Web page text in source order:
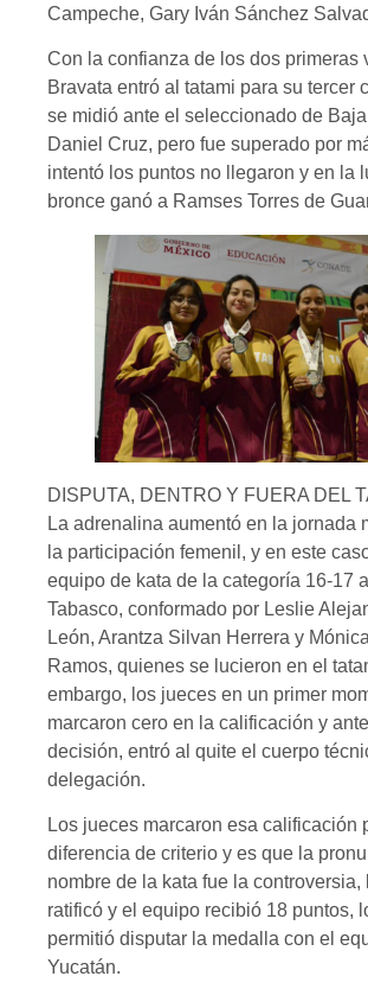
Campeche, Gary Iván Sánchez
Con la confianza de los dos primeras
Bravata entró al tatami para su tercer
se midió ante el seleccionado de
Daniel Cruz, pero fue superado por
intentó los puntos no llegaron y en la
bronce ganó a Ramses Torres de
DISPUTA, DENTRO Y FUERA DEL
La adrenalina aumentó en la jornada
la participación femenil, y en este
equipo de kata de la categoría 16-17
Tabasco, conformado por Leslie
León, Arantza Silvan Herrera y
Ramos, quienes se lucieron en el
embargo, los jueces en un primer
marcaron cero en la calificación y
decisión, entró al quite el cuerpo
delegación.
Los jueces marcaron esa calificación
diferencia de criterio y es que la
nombre de la kata fue la controversia,
ratificó y el equipo recibió 18 puntos,
permitió disputar la medalla con el
Yucatán.